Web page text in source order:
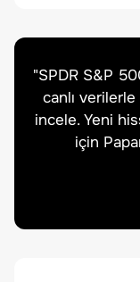
"SPDR S&P
canlı
incele. Yeni
için